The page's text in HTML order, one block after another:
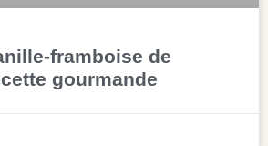
framboise de
gourmande